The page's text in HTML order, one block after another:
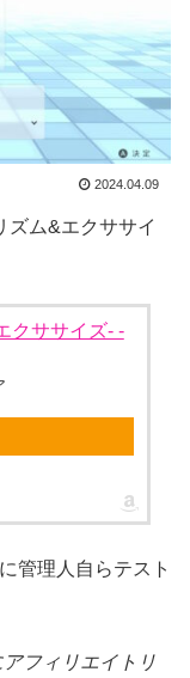
2024.04.09
ズム&エクササイ
クササイズ- -
管理人自らテスト
アフィリエイトリ